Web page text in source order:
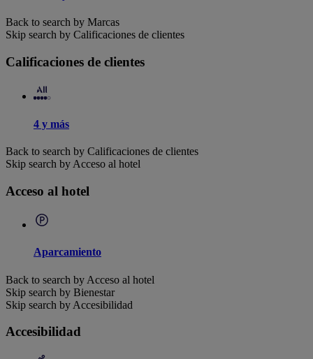
Back to search by Marcas
Skip search by Calificaciones de clientes
Calificaciones de clientes
4 y más
Back to search by Calificaciones de clientes
Skip search by Acceso al hotel
Acceso al hotel
Aparcamiento
Back to search by Acceso al hotel
Skip search by Bienestar
Skip search by Accesibilidad
Accesibilidad